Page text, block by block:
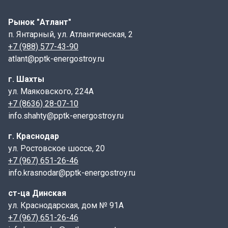
составляет не менее 100 мм. Для несущих стен с
длиной проёмов 3000 мм величина опирания может
достигать от 170 до 300 мм, а если длина перемычки
превышает 2500–3000 мм — 150 мм.
Маркировка
Пример маркировки:Перемычка 4ПБ 30-4П
- 4 –порядковый номер поперечного сечения бруска;
- ПБ — перемычка брусковая;
- 30 — длина изделия в дециметрах;
- 4 — расчётная нагрузка в кН/м.
Дополнительные индексы:
- Цифра перед ПБ — порядковый номер поперечного
Рынок "Атлант"
п. Янтарный, ул. Атлантическая, 2
+7 (988) 577-43-90
atlant@pptk-energostroy.ru
г. Шахты
ул. Маяковского, 224А
+7 (8636) 28-07-10
info.shahty@pptk-energostroy.ru
г. Краснодар
ул. Ростовское шоссе, 20
+7 (967) 651-26-46
info.krasnodar@pptk-energostroy.ru
ст-ца Динская
ул. Краснодарская, дом № 91А
+7 (967) 651-26-46